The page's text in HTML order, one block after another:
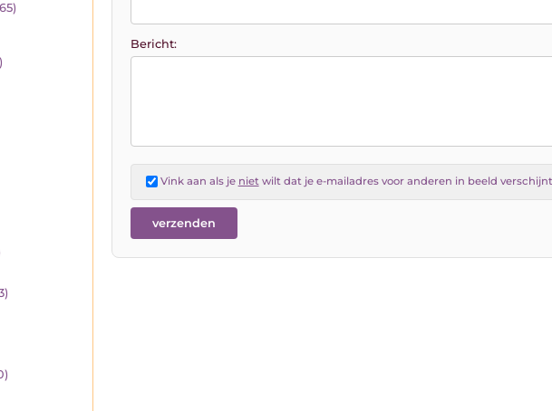
Bericht:
Vink aan als je niet wilt dat je e-mailadres voor anderen in beeld verschijnt